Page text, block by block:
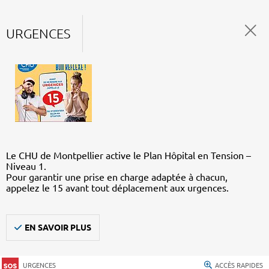
URGENCES
Le CHU de Montpellier active le Plan Hôpital en Tension –
Niveau 1.
Pour garantir une prise en charge adaptée à chacun,
appelez le 15 avant tout déplacement aux urgences.
EN SAVOIR PLUS
URGENCES ACCÈS RAPIDES